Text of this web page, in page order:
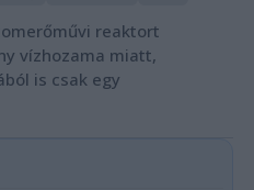
reaktort
vízhozama miatt,
is csak egy